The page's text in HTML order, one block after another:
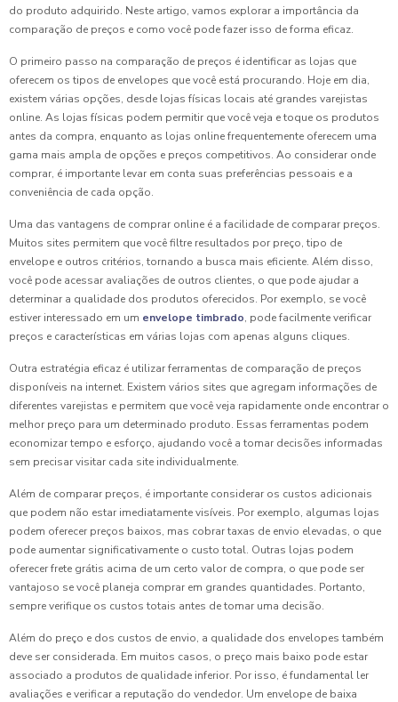
do produto adquirido. Neste artigo, vamos explorar a importância da
comparação de preços e como você pode fazer isso de forma eficaz.
O primeiro passo na comparação de preços é identificar as lojas que
oferecem os tipos de envelopes que você está procurando. Hoje em dia,
existem várias opções, desde lojas físicas locais até grandes varejistas
online. As lojas físicas podem permitir que você veja e toque os produtos
antes da compra, enquanto as lojas online frequentemente oferecem uma
gama mais ampla de opções e preços competitivos. Ao considerar onde
comprar, é importante levar em conta suas preferências pessoais e a
conveniência de cada opção.
Uma das vantagens de comprar online é a facilidade de comparar preços.
Muitos sites permitem que você filtre resultados por preço, tipo de
envelope e outros critérios, tornando a busca mais eficiente. Além disso,
você pode acessar avaliações de outros clientes, o que pode ajudar a
determinar a qualidade dos produtos oferecidos. Por exemplo, se você
estiver interessado em um envelope timbrado, pode facilmente verificar
preços e características em várias lojas com apenas alguns cliques.
Outra estratégia eficaz é utilizar ferramentas de comparação de preços
disponíveis na internet. Existem vários sites que agregam informações de
diferentes varejistas e permitem que você veja rapidamente onde encontrar o
melhor preço para um determinado produto. Essas ferramentas podem
economizar tempo e esforço, ajudando você a tomar decisões informadas
sem precisar visitar cada site individualmente.
Além de comparar preços, é importante considerar os custos adicionais
que podem não estar imediatamente visíveis. Por exemplo, algumas lojas
podem oferecer preços baixos, mas cobrar taxas de envio elevadas, o que
pode aumentar significativamente o custo total. Outras lojas podem
oferecer frete grátis acima de um certo valor de compra, o que pode ser
vantajoso se você planeja comprar em grandes quantidades. Portanto,
sempre verifique os custos totais antes de tomar uma decisão.
Além do preço e dos custos de envio, a qualidade dos envelopes também
deve ser considerada. Em muitos casos, o preço mais baixo pode estar
associado a produtos de qualidade inferior. Por isso, é fundamental ler
avaliações e verificar a reputação do vendedor. Um envelope de baixa